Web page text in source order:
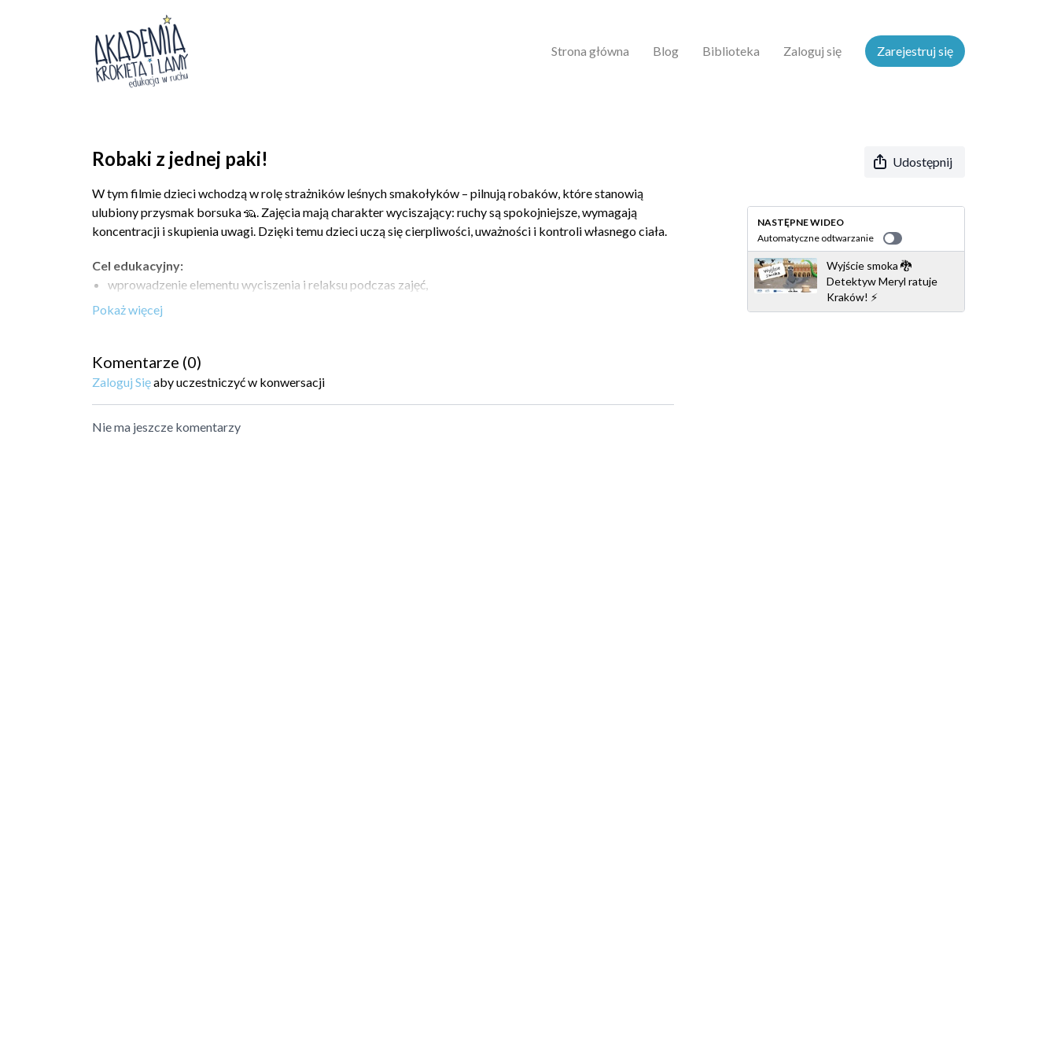
Strona główna Blog Biblioteka Zaloguj się Zarejestruj się
Robaki z jednej paki! Udostępnij
W tym filmie dzieci wchodzą w rolę strażników leśnych smakołyków – pilnują robaków, które stanowią
ulubiony przysmak borsuka 🦡. Zajęcia mają charakter wyciszający: ruchy są spokojniejsze, wymagają
koncentracji i skupienia uwagi. Dzięki temu dzieci uczą się cierpliwości, uważności i kontroli własnego ciała.
Cel edukacyjny:
wprowadzenie elementu wyciszenia i relaksu podczas zajęć,
rozwijanie koncentracji i uważności,
poznanie zwyczajów żywieniowych borsuka w formie zabawy.
Wskazówki dla nauczyciela:
Film świetnie sprawdzi się jako zakończenie intensywnych zajęć – pomaga dzieciom uspokoić się i skupić.
Zadbaj o cichą atmosferę i odpowiednią przestrzeń – łatwiej będzie dzieciom wejść w rolę i utrzymać
Po filmie można wspólnie porozmawiać o tym, co borsuki jedzą i jak radzą sobie ze zdobywaniem
Komentarze (0)
Zaloguj Sięaby uczestniczyć w konwersacji
Nie ma jeszcze komentarzy
NASTĘPNE WIDEO
Automatyczne odtwarzanie
Wyjście smoka 🐉
Detektyw Meryl ratuje
Kraków! ⚡